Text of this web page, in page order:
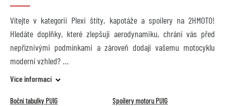
Vítejte v kategorii Plexi štíty, kapotáže a spoilery na 2HMOTO!
Hledáte doplňky, které zlepšují aerodynamiku, chrání vás před
nepříznivými podmínkami a zároveň dodají vašemu motocyklu
moderní vzhled?
Více informací
Boční tabulky PUIG Spoilery motoru PUIG